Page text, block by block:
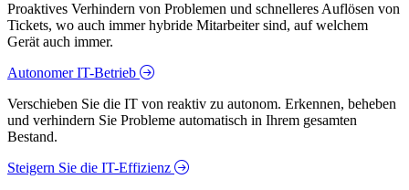
Proaktives Verhindern von Problemen und schnelleres Auflösen von
Tickets, wo auch immer hybride Mitarbeiter sind, auf welchem
Gerät auch immer.
Autonomer IT-Betrieb
Verschieben Sie die IT von reaktiv zu autonom. Erkennen, beheben
und verhindern Sie Probleme automatisch in Ihrem gesamten
Bestand.
Steigern Sie die IT-Effizienz